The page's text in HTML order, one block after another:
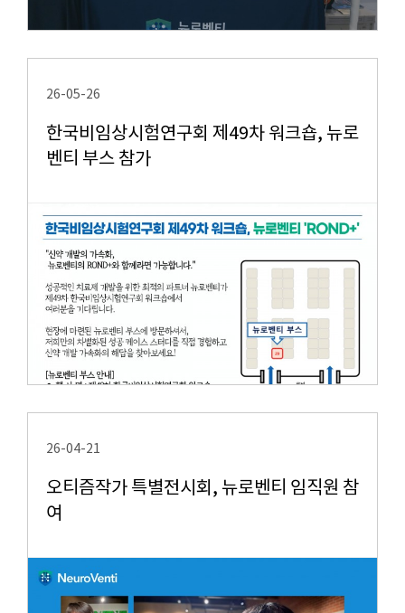
26-05-26
한국비임상시험연구회 제49차 워크숍, 뉴로
벤티 부스 참가
26-04-21
오티즘작가 특별전시회, 뉴로벤티 임직원 참
여